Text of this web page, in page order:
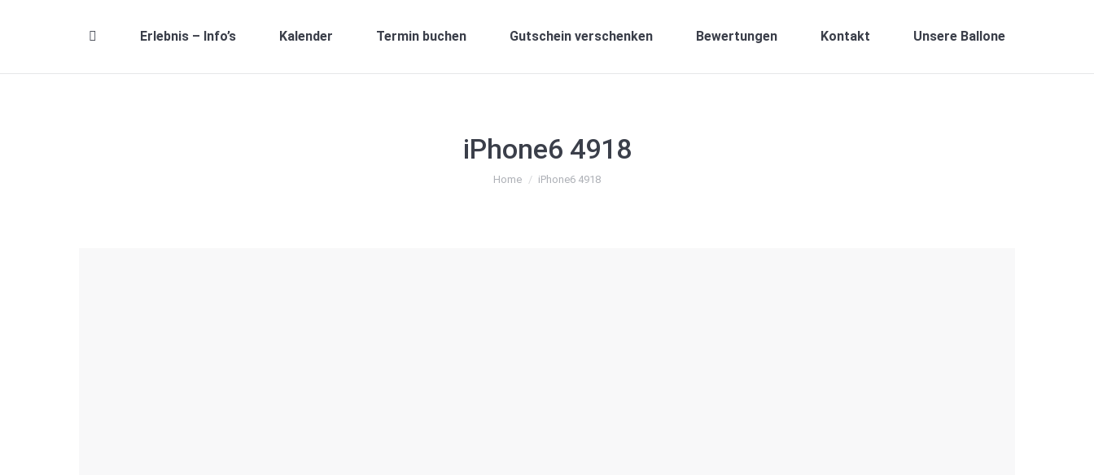
Erlebnis – Info’s Kalender Termin buchen Gutschein verschenken Bewertungen Kontakt Unsere Ballone
iPhone6 4918
You are here:
Home iPhone6 4918